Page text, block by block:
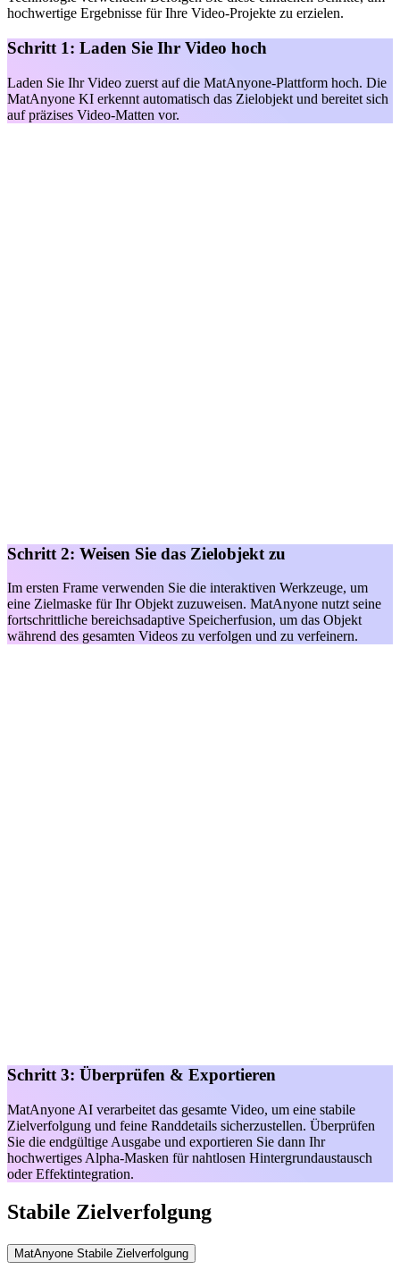
hochwertige Ergebnisse für Ihre Video-Projekte zu erzielen.
Schritt 1: Laden Sie Ihr Video hoch
Laden Sie Ihr Video zuerst auf die MatAnyone-Plattform hoch. Die
MatAnyone KI erkennt automatisch das Zielobjekt und bereitet sich
auf präzises Video-Matten vor.
Schritt 2: Weisen Sie das Zielobjekt zu
Im ersten Frame verwenden Sie die interaktiven Werkzeuge, um
eine Zielmaske für Ihr Objekt zuzuweisen. MatAnyone nutzt seine
fortschrittliche bereichsadaptive Speicherfusion, um das Objekt
während des gesamten Videos zu verfolgen und zu verfeinern.
Schritt 3: Überprüfen & Exportieren
MatAnyone AI verarbeitet das gesamte Video, um eine stabile
Zielverfolgung und feine Randdetails sicherzustellen. Überprüfen
Sie die endgültige Ausgabe und exportieren Sie dann Ihr
hochwertiges Alpha-Masken für nahtlosen Hintergrundaustausch
oder Effektintegration.
Stabile Zielverfolgung
MatAnyone Stabile Zielverfolgung